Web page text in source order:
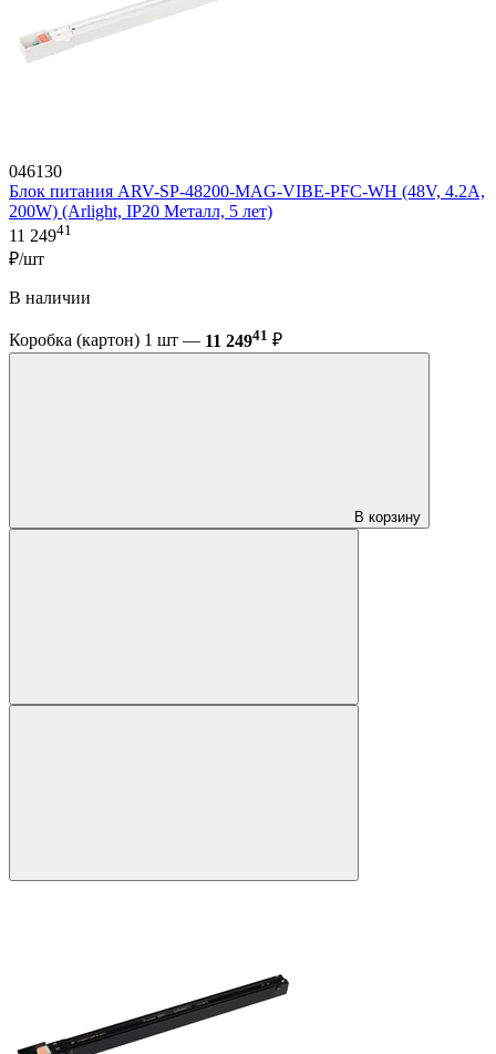
046130
Блок питания ARV-SP-48200-MAG-VIBE-PFC-WH (48V, 4.2A,
200W) (Arlight, IP20 Металл, 5 лет)
11 24941
₽/шт
В наличии
Коробка (картон) 1 шт — 11 24941 ₽
В корзину